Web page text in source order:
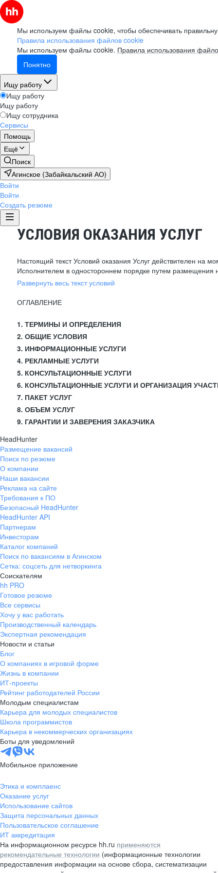
Мы используем файлы cookie, чтобы обеспечивать
Правила использования файлов cookie
Мы используем файлы cookie. Правила использования
Понятно
Ищу работу
Ищу работу
Ищу работу
Ищу сотрудника
Сервисы
Помощь
Ещё
Поиск
Агинское (Забайкальский АО)
Войти
Войти
Создать резюме
УСЛОВИЯ ОКАЗАНИЯ УСЛУГ
Настоящий текст Условий оказания Услуг действителен на
Исполнителем в одностороннем порядке путем размещения
Развернуть весь текст условий
ОГЛАВЛЕНИЕ
1. ТЕРМИНЫ И ОПРЕДЕЛЕНИЯ
2. ОБЩИЕ УСЛОВИЯ
3. ИНФОРМАЦИОННЫЕ УСЛУГИ
4. РЕКЛАМНЫЕ УСЛУГИ
5. КОНСУЛЬТАЦИОННЫЕ УСЛУГИ
6. КОНСУЛЬТАЦИОННЫЕ УСЛУГИ И ОРГАНИЗАЦИЯ
7. ПАКЕТ УСЛУГ
8. ОБЪЕМ УСЛУГ
9. ГАРАНТИИ И ЗАВЕРЕНИЯ ЗАКАЗЧИКА
HeadHunter
Размещение вакансий
Поиск по резюме
О компании
Наши вакансии
Реклама на сайте
Требования к ПО
Безопасный HeadHunter
HeadHunter API
Партнерам
Инвесторам
Каталог компаний
Поиск по вакансиям в Агинском
Сетка: соцсеть для нетворкинга
Соискателям
hh PRO
Готовое резюме
Все сервисы
Хочу у вас работать
Производственный календарь
Экспертная рекомендация
Новости и статьи
Блог
О компаниях в игровой форме
Жизнь в компании
ИТ-проекты
Рейтинг работодателей России
Молодым специалистам
Карьера для молодых специалистов
Школа программистов
Карьера в некоммерческих организациях
Боты для уведомлений
Мобильное приложение
Этика и комплаенс
Оказание услуг
Использование сайтов
Защита персональных данных
Пользовательское соглашение
ИТ аккредитация
На информационном ресурсе hh.ru применяются
рекомендательные технологии (информационные технологии
предоставления информации на основе сбора, систематизации